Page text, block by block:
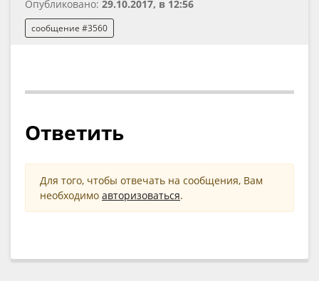
Опубликовано: 29.10.2017, в 12:56
сообщение #3560
Ответить
Для того, чтобы отвечать на сообщения, Вам
необходимо авторизоваться.